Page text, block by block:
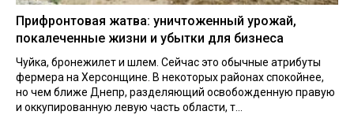
Прифронтовая жатва: уничтоженный урожай,
покалеченные жизни и убытки для бизнеса
Чуйка, бронежилет и шлем. Сейчас это обычные атрибуты
фермера на Херсонщине. В некоторых районах спокойнее,
но чем ближе Днепр, разделяющий освобожденную правую
и оккупированную левую часть области, т...